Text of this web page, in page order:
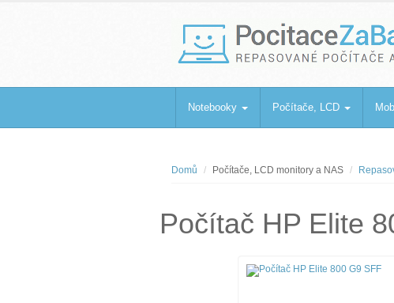
PocitaceZaBabku
Repasované počítače a notebooky
Notebooky Počítače, LCD
Domů Počítače, LCD monitory a NAS
Počítač HP Elite